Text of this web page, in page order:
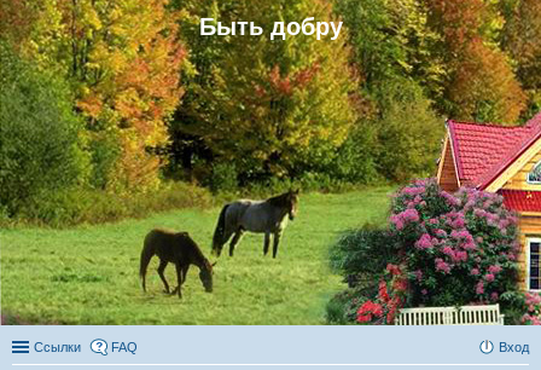
Быть добру
Ссылки FAQ Вход